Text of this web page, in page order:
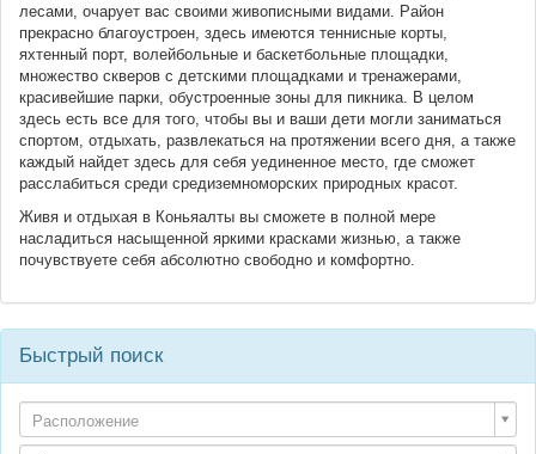
лесами, очарует вас своими живописными видами. Район
прекрасно благоустроен, здесь имеются теннисные корты,
яхтенный порт, волейбольные и баскетбольные площадки,
множество скверов с детскими площадками и тренажерами,
красивейшие парки, обустроенные зоны для пикника. В целом
здесь есть все для того, чтобы вы и ваши дети могли заниматься
спортом, отдыхать, развлекаться на протяжении всего дня, а также
каждый найдет здесь для себя уединенное место, где сможет
расслабиться среди средиземноморских природных красот.
Живя и отдыхая в Коньяалты вы сможете в полной мере
насладиться насыщенной яркими красками жизнью, а также
почувствуете себя абсолютно свободно и комфортно.
Быстрый поиск
Расположение